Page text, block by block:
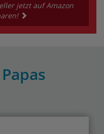
jetzt auf Amazon